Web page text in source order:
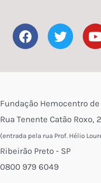
F
a
c
b
o
k
T
w
i
t
r
e
Fundação Hemocentro
Rua Tenente Catão Roxo,
(entrada pela rua Prof. Hélio
Ribeirão Preto - SP
0800 979 6049